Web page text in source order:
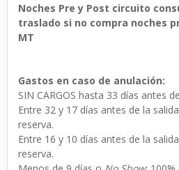
Noches Pre y Post circuito
traslado si no compra noches
MT
Gastos en caso de anulación:
SIN CARGOS hasta 33 días antes
Entre 32 y 17 días antes de la
reserva.
Entre 16 y 10 días antes de la
reserva.